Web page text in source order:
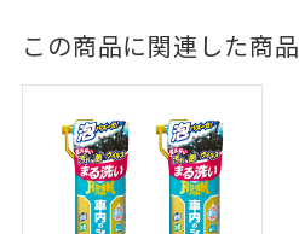
この商品に関連した商品